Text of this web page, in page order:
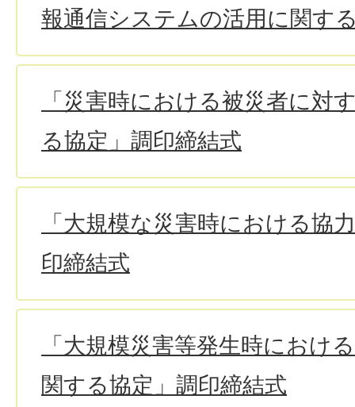
報通信システムの活用に関す
「災害時における被災者に対
る協定」調印締結式
「大規模な災害時における協
印締結式
「大規模災害等発生時におけ
関する協定」調印締結式